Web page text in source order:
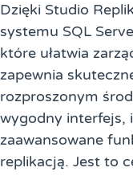
Dzięki Studio
systemu SQL
które ułatwia
zapewnia
rozproszonym
wygodny interfejs,
zaawansowane
replikacją. Jest to